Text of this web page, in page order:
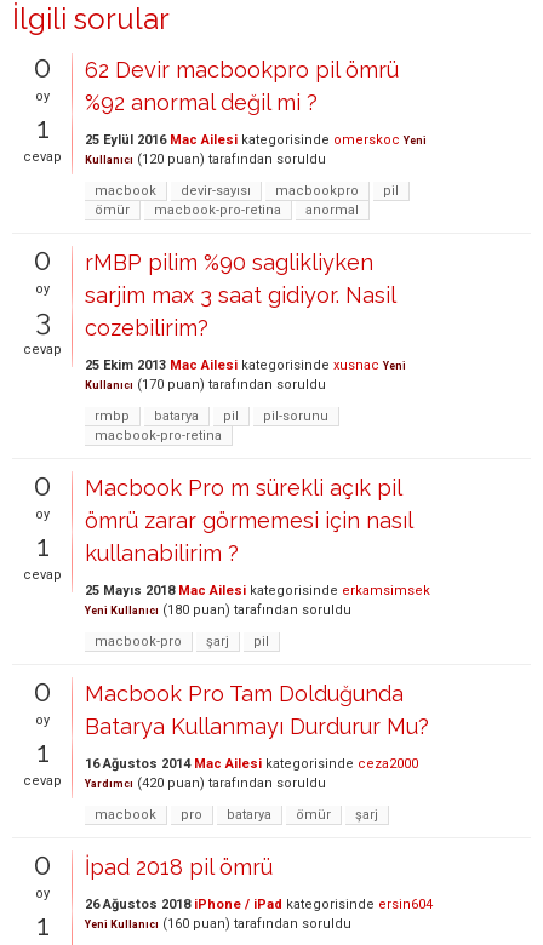
İlgili sorular
0
oy
1
cevap
62 Devir macbookpro pil ömrü
%92 anormal değil mi ?
25 Eylül 2016 Mac Ailesi kategorisinde omerskoc Yeni
Kullanıcı (120 puan) tarafından soruldu
macbook
devir-sayısı macbookpro
pil
ömür
macbook-pro-retina anormal
0
oy
3
cevap
rMBP pilim %90 saglikliyken
sarjim max 3 saat gidiyor. Nasil
cozebilirim?
25 Ekim 2013 Mac Ailesi kategorisinde xusnac Yeni
Kullanıcı (170 puan) tarafından soruldu
rmbp
batarya pil
pil-sorunu
macbook-pro-retina
0
oy
1
cevap
Macbook Pro m sürekli açık pil
ömrü zarar görmemesi için nasıl
kullanabilirim ?
25 Mayıs 2018 Mac Ailesi kategorisinde erkamsimsek
Yeni Kullanıcı (180 puan) tarafından soruldu
macbook-pro
şarj pil
0
oy
1
cevap
Macbook Pro Tam Dolduğunda
Batarya Kullanmayı Durdurur Mu?
16 Ağustos 2014 Mac Ailesi kategorisinde ceza2000
Yardımcı (420 puan) tarafından soruldu
macbook
pro batarya ömür şarj
0
oy
1
İpad 2018 pil ömrü
26 Ağustos 2018 iPhone / iPad kategorisinde ersin604
Yeni Kullanıcı (160 puan) tarafından soruldu